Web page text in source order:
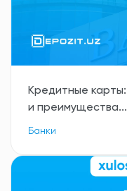
Кредитные
и преимущества...
Банки